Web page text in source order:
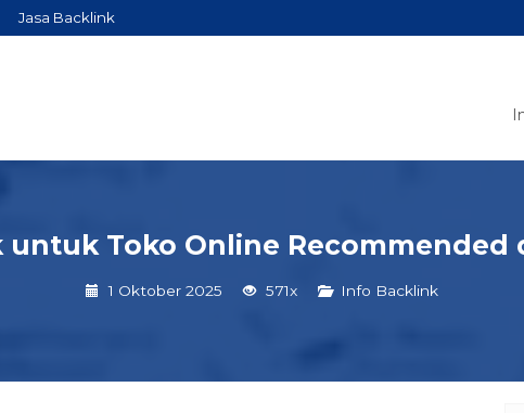
Jasa Backlink
untuk Toko Online Recommended
1 Oktober 2025 571x Info Backlink